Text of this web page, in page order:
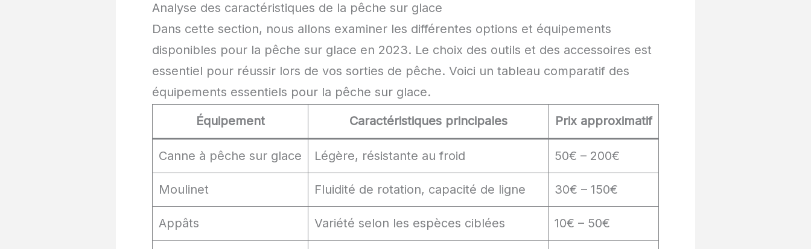
Analyse des caractéristiques de la pêche sur glace
Dans cette section, nous allons examiner les différentes options et équipements
disponibles pour la pêche sur glace en 2023. Le choix des outils et des accessoires est
essentiel pour réussir lors de vos sorties de pêche. Voici un tableau comparatif des
équipements essentiels pour la pêche sur glace.
Équipement
Caractéristiques principales Prix approximatif
Canne à pêche sur glace Légère, résistante au froid 50€ – 200€
Moulinet Fluidité de rotation, capacité de ligne 30€ – 150€
Appâts Variété selon les espèces ciblées 10€ – 50€